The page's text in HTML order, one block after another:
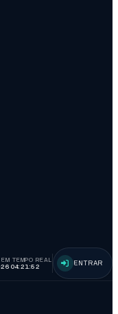
TEMPO REAL
04:21:53
ENTRAR